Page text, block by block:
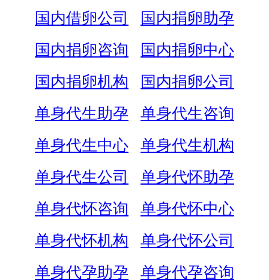
国内借卵公司
国内捐卵助孕
国内捐卵咨询
国内捐卵中心
国内捐卵机构
国内捐卵公司
单身代生助孕
单身代生咨询
单身代生中心
单身代生机构
单身代生公司
单身代怀助孕
单身代怀咨询
单身代怀中心
单身代怀机构
单身代怀公司
单身代孕助孕
单身代孕咨询